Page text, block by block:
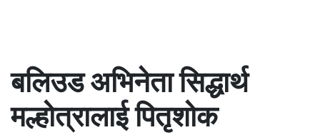
बलिउड अभिनेता सिद्धार्थ
मल्होत्रालाई पितृशोक